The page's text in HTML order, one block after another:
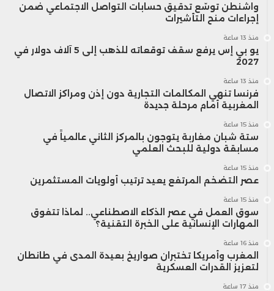
واشنطن توسّع تدقيق حسابات التواصل الاجتماعي ضمن
إجراءات منح التأشيرات
منذ 13 ساعة
يو بي إس يرفع سقف توقعاته للذهب إلى 5 آلاف دولار في
2027
منذ 13 ساعة
فرنسا تنهي المكالمات التجارية دون إذن ومراكز الاتصال
المغربية أمام مرحلة جديدة
منذ 15 ساعة
ستة شبان مغاربة يتوجون بالمركز الثاني عالمياً في
مسابقة دولية للبحث العلمي
منذ 15 ساعة
عصر التضخم المرتفع يعيد ترتيب أولويات المستثمرين
منذ 15 ساعة
سوق العمل في عصر الذكاء الاصطناعي.. لماذا تتفوق
المهارات الإنسانية على الخبرة التقنية؟
منذ 16 ساعة
المغرب وأمريكا تختبران صواريخ بعيدة المدى في طانطان
لتعزيز القدرات العسكرية
منذ 17 ساعة